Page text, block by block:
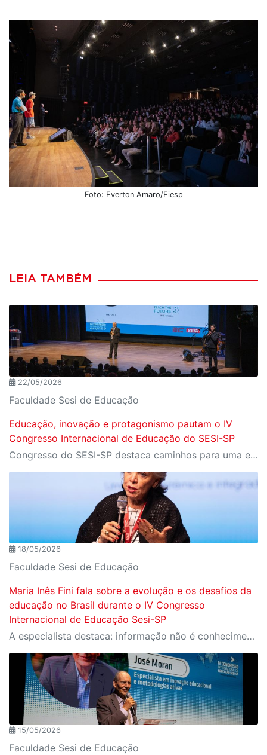
Foto: Everton Amaro/Fiesp
LEIA TAMBÉM
22/05/2026
Faculdade Sesi de Educação
Educação, inovação e protagonismo pautam o IV
Congresso Internacional de Educação do SESI-SP
Congresso do SESI-SP destaca caminhos para uma educação transformadora
18/05/2026
Faculdade Sesi de Educação
Maria Inês Fini fala sobre a evolução e os desafios da
educação no Brasil durante o IV Congresso
Internacional de Educação Sesi-SP
A especialista destaca: informação não é conhecimento, memória não é inteligência e tecnologia não é pedagogia
15/05/2026
Faculdade Sesi de Educação